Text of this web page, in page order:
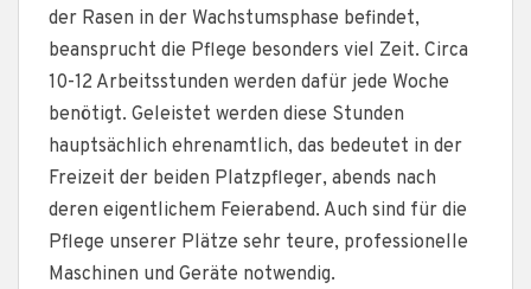
der Rasen in der Wachstumsphase befindet,
beansprucht die Pflege besonders viel Zeit. Circa
10-12 Arbeitsstunden werden dafür jede Woche
benötigt. Geleistet werden diese Stunden
hauptsächlich ehrenamtlich, das bedeutet in der
Freizeit der beiden Platzpfleger, abends nach
deren eigentlichem Feierabend. Auch sind für die
Pflege unserer Plätze sehr teure, professionelle
Maschinen und Geräte notwendig.